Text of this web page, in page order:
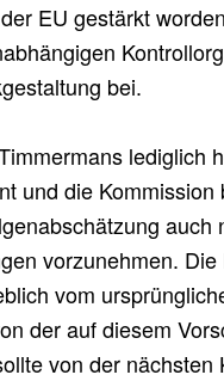
EU gestärkt
bei.
lediglich
und die
auch
vorzunehmen.
vom
der auf diesem
von der nächsten